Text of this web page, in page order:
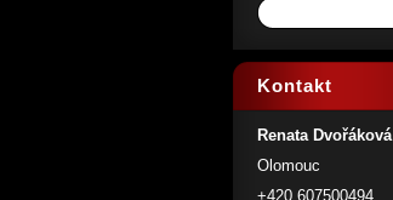
Kontakt
Renata Dvořáková
Olomouc
+420 607500494